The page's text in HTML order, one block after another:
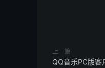
上一篇
QQ音乐PC版客